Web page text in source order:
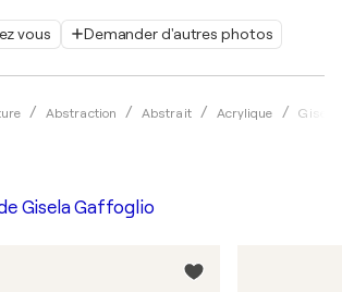
vous Demander d'autres photos
Abstraction Abstrait Acrylique Gisela
Gisela Gaffoglio